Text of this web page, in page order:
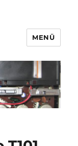
MENÜ